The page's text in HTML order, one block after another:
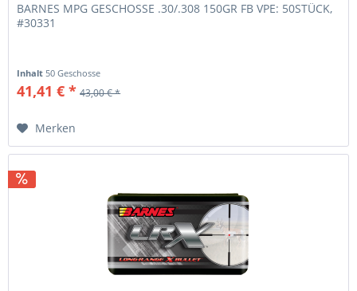
BARNES MPG GESCHOSSE .30/.308 150GR FB VPE: 50STÜCK,
#30331
Inhalt50 Geschosse
41,41 € * 43,00 € *
Merken